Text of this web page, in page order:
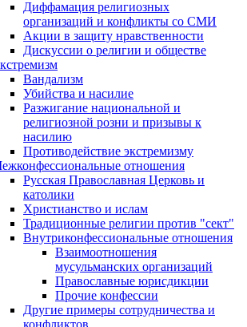
Диффамация религиозных
организаций и конфликты со СМИ
Акции в защиту нравственности
Дискуссии о религии и обществе
Вандализм
Убийства и насилие
Разжигание национальной и
религиозной розни и призывы к
насилию
Противодействие экстремизму
отношения
Русская Православная Церковь и
католики
Христианство и ислам
Традиционные религии против "сект"
Внутриконфессиональные отношения
Взаимоотношения
мусульманских организаций
Православные юрисдикции
Прочие конфессии
Другие примеры сотрудничества и